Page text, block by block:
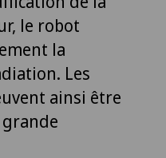
le robot
la
Les
ainsi être